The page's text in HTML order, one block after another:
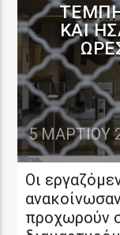
ΚΑΙ
5 ΜΑΡΤΊΟΥ
Οι
προχωρούν